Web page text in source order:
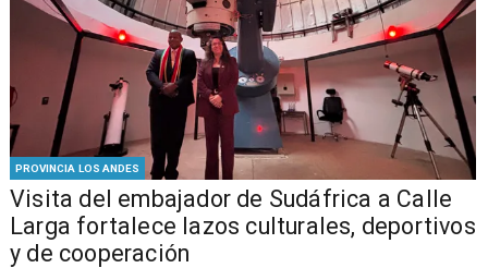
PROVINCIA LOS ANDES
​Visita del embajador de Sudáfrica a Calle
Larga fortalece lazos culturales, deportivos
y de cooperación